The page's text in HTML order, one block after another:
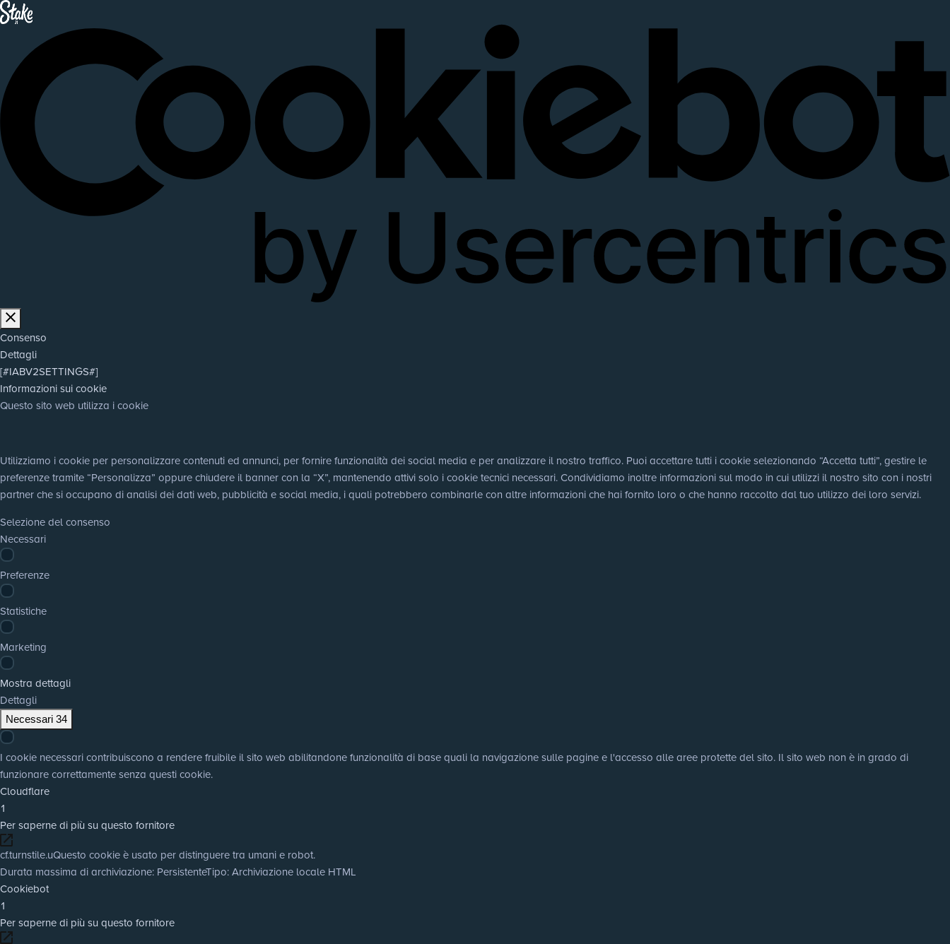
Consenso
Dettagli
[#IABV2SETTINGS#]
Informazioni sui cookie
Questo sito web utilizza i cookie
Utilizziamo i cookie per personalizzare contenuti ed annunci, per fornire funzionalità dei social media e per analizzare il nostro traffico. Puoi accettare tutti i cookie selezionando “Accetta tutti”, gestire le
preferenze tramite “Personalizza” oppure chiudere il banner con la “X”, mantenendo attivi solo i cookie tecnici necessari. Condividiamo inoltre informazioni sul modo in cui utilizzi il nostro sito con i nostri
partner che si occupano di analisi dei dati web, pubblicità e social media, i quali potrebbero combinarle con altre informazioni che hai fornito loro o che hanno raccolto dal tuo utilizzo dei loro servizi.
Selezione del consenso
Necessari
Preferenze
Statistiche
Marketing
Mostra dettagli
Dettagli
Necessari 34
I cookie necessari contribuiscono a rendere fruibile il sito web abilitandone funzionalità di base quali la navigazione sulle pagine e l'accesso alle aree protette del sito. Il sito web non è in grado di
funzionare correttamente senza questi cookie.
Cloudflare
1
Per saperne di più su questo fornitore
cf.turnstile.uQuesto cookie è usato per distinguere tra umani e robot.
Durata massima di archiviazione: PersistenteTipo: Archiviazione locale HTML
Cookiebot
1
Per saperne di più su questo fornitore